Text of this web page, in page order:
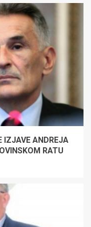
IZJAVE ANDREJA
RATU